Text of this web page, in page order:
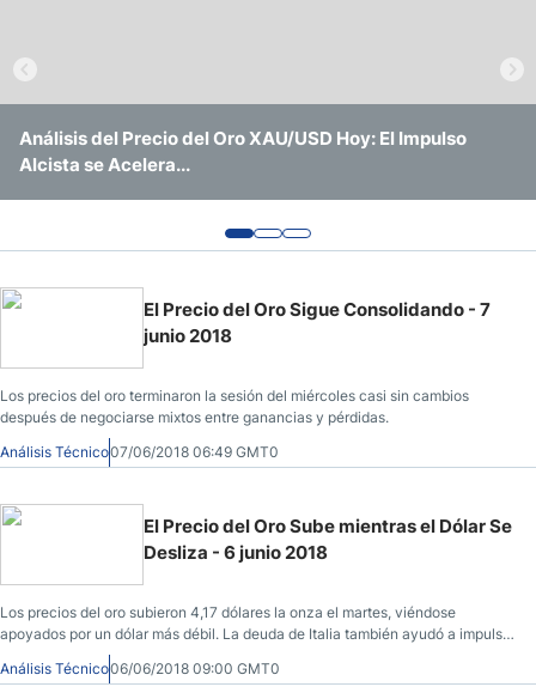
Análisis del Precio del Oro XAU/USD Hoy: El Impulso
Alcista se Acelera...
Análisis del Precio del Oro XAU/USD Hoy: ¿Logrará
Romper la Resistencia Crítica de $4.200?
El Oro Sigue en un Rango Mientras los Mercados Buscan
una Dirección Clara
El Precio del Oro Sigue Consolidando - 7
junio 2018
Los precios del oro terminaron la sesión del miércoles casi sin cambios
después de negociarse mixtos entre ganancias y pérdidas.
Análisis Técnico07/06/2018 06:49 GMT0
El Precio del Oro Sube mientras el Dólar Se
Desliza - 6 junio 2018
Los precios del oro subieron 4,17 dólares la onza el martes, viéndose
apoyados por un dólar más débil. La deuda de Italia también ayudó a impulsar
Análisis Técnico06/06/2018 09:00 GMT0